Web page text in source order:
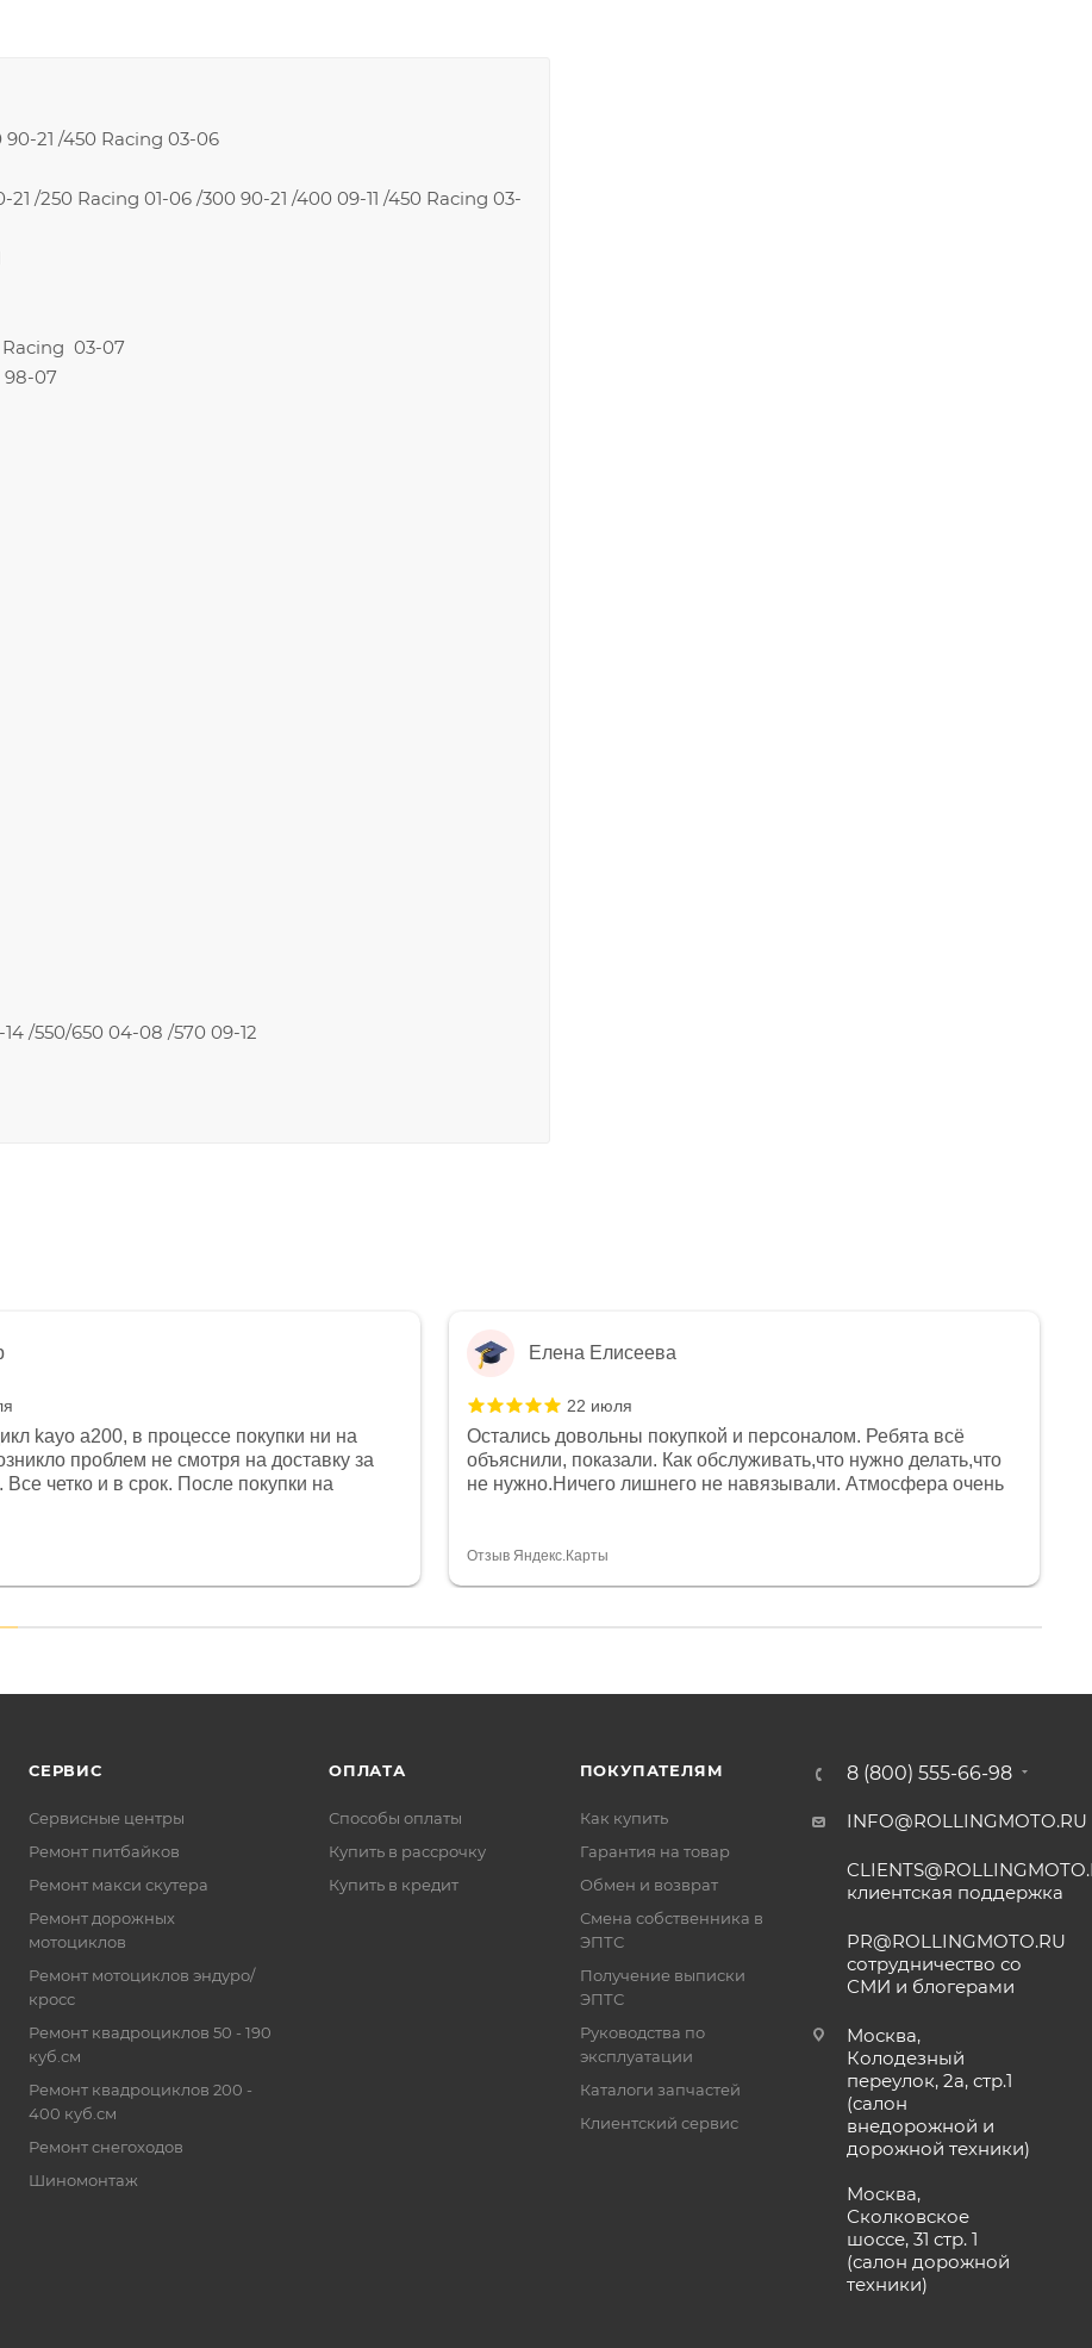
90-21 /450 Racing 03-06
21 /250 Racing 01-06 /300 90-21 /400 09-11 /450 Racing 03-
Racing 03-07
98-07
14 /550/650 04-08 /570 09-12
kayo a200, в процессе покупки ни на
проблем не смотря на доставку за
четко и в срок. После покупки на
был 0, при этом представители магазина
связи и в итоге проблема была решена.
о небезразличии к клиенту после
Елена Елисеева
22 июля
Остались довольны покупкой и персоналом. Ребята всё
объяснили, показали. Как обслуживать,что нужно делать,что
не нужно.Ничего лишнего не навязывали. Атмосфера очень
огромное спасибо Дмитрию, за клиентоориентированность и
Отзыв Яндекс.Карты
СЕРВИС
Сервисные центры
Ремонт питбайков
Ремонт макси скутера
Ремонт дорожных
мотоциклов
Ремонт мотоциклов эндуро/
кросс
Ремонт квадроциклов 50 - 190
куб.см
Ремонт квадроциклов 200 -
400 куб.см
Ремонт снегоходов
Шиномонтаж
ОПЛАТА
Способы оплаты
Купить в рассрочку
Купить в кредит
ПОКУПАТЕЛЯМ
Как купить
Гарантия на товар
Обмен и возврат
Смена собственника в
ЭПТС
Получение выписки
ЭПТС
Руководства по
эксплуатации
Каталоги запчастей
Клиентский сервис
8 (800) 555-66-98
INFO@ROLLINGMOTO.RU
клиентская поддержка
PR@ROLLINGMOTO.RU
сотрудничество со
СМИ и блогерами
Москва,
Колодезный
переулок, 2а, стр.1
(салон
внедорожной и
дорожной техники)
Москва,
Сколковское
шоссе, 31 стр. 1
(салон дорожной
техники)